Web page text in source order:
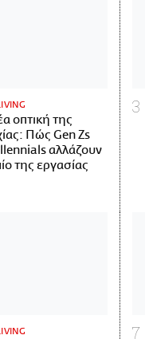
οπτική της
Πώς Gen Zs
αλλάζουν
της εργασίας